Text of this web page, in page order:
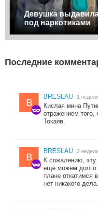
Девушка выдавила
под наркотиками
Последние
B
BRESLAU 1
Кислая мина
отражением того,
Токаев.
B
BRESLAU 2
К сожалению, эту
ещё можем долго
плане откатимся
нет никакого дела.